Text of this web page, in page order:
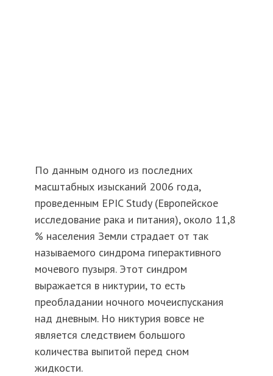
По данным одного из последних
масштабных изысканий 2006 года,
проведенным EPIC Study (Европейское
исследование рака и питания), около 11,8
% населения Земли страдает от так
называемого синдрома гиперактивного
мочевого пузыря. Этот синдром
выражается в никтурии, то есть
преобладании ночного мочеиспускания
над дневным. Но никтурия вовсе не
является следствием большого
количества выпитой перед сном
жидкости.